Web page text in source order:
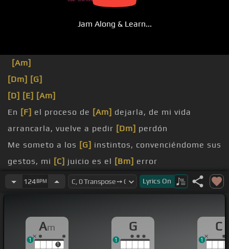
Jam Along & Learn...
[Am]
[Dm] [G]
[D] [E] [Am]
En [F] el proceso de [Am] dejarla, de mi vida
arrancarla, vuelve a pedir [Dm] perdón
Me someto a los [G] instintos, convenciéndome sus
gestos, mi [C] juicio es el [Bm] error
Mi futuro está en[G]
sus manos, y si acaso es un
envenenarme con
dosis de hiel
un tóxico agridulce, la sustancia de
mi amor, y
124BPM Lyrics On
Am
1
1
G
1
C
1